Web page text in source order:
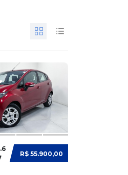
R$ 55.900,00